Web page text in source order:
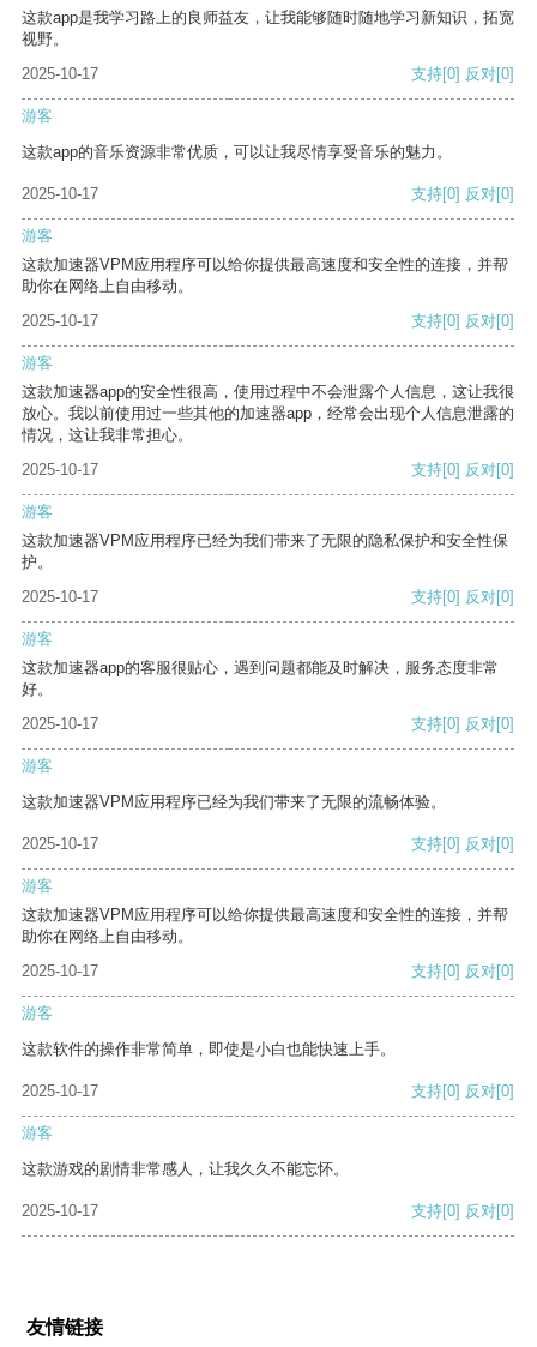
这款app是我学习路上的良师益友，让我能够随时随地学习新知识，拓宽
视野。
2025-10-17
支持[0] 反对[0]
游客
这款app的音乐资源非常优质，可以让我尽情享受音乐的魅力。
2025-10-17 支持[0] 反对[0]
游客
这款加速器VPM应用程序可以给你提供最高速度和安全性的连接，并帮
助你在网络上自由移动。
2025-10-17
支持[0] 反对[0]
游客
这款加速器app的安全性很高，使用过程中不会泄露个人信息，这让我很
放心。我以前使用过一些其他的加速器app，经常会出现个人信息泄露的
情况，这让我非常担心。
2025-10-17
支持[0] 反对[0]
游客
这款加速器VPM应用程序已经为我们带来了无限的隐私保护和安全性保
护。
2025-10-17
支持[0] 反对[0]
游客
这款加速器app的客服很贴心，遇到问题都能及时解决，服务态度非常
好。
2025-10-17
支持[0] 反对[0]
游客
这款加速器VPM应用程序已经为我们带来了无限的流畅体验。
2025-10-17 支持[0] 反对[0]
游客
这款加速器VPM应用程序可以给你提供最高速度和安全性的连接，并帮
助你在网络上自由移动。
2025-10-17
支持[0] 反对[0]
游客
这款软件的操作非常简单，即使是小白也能快速上手。
2025-10-17 支持[0] 反对[0]
游客
这款游戏的剧情非常感人，让我久久不能忘怀。
2025-10-17 支持[0] 反对[0]
友情链接